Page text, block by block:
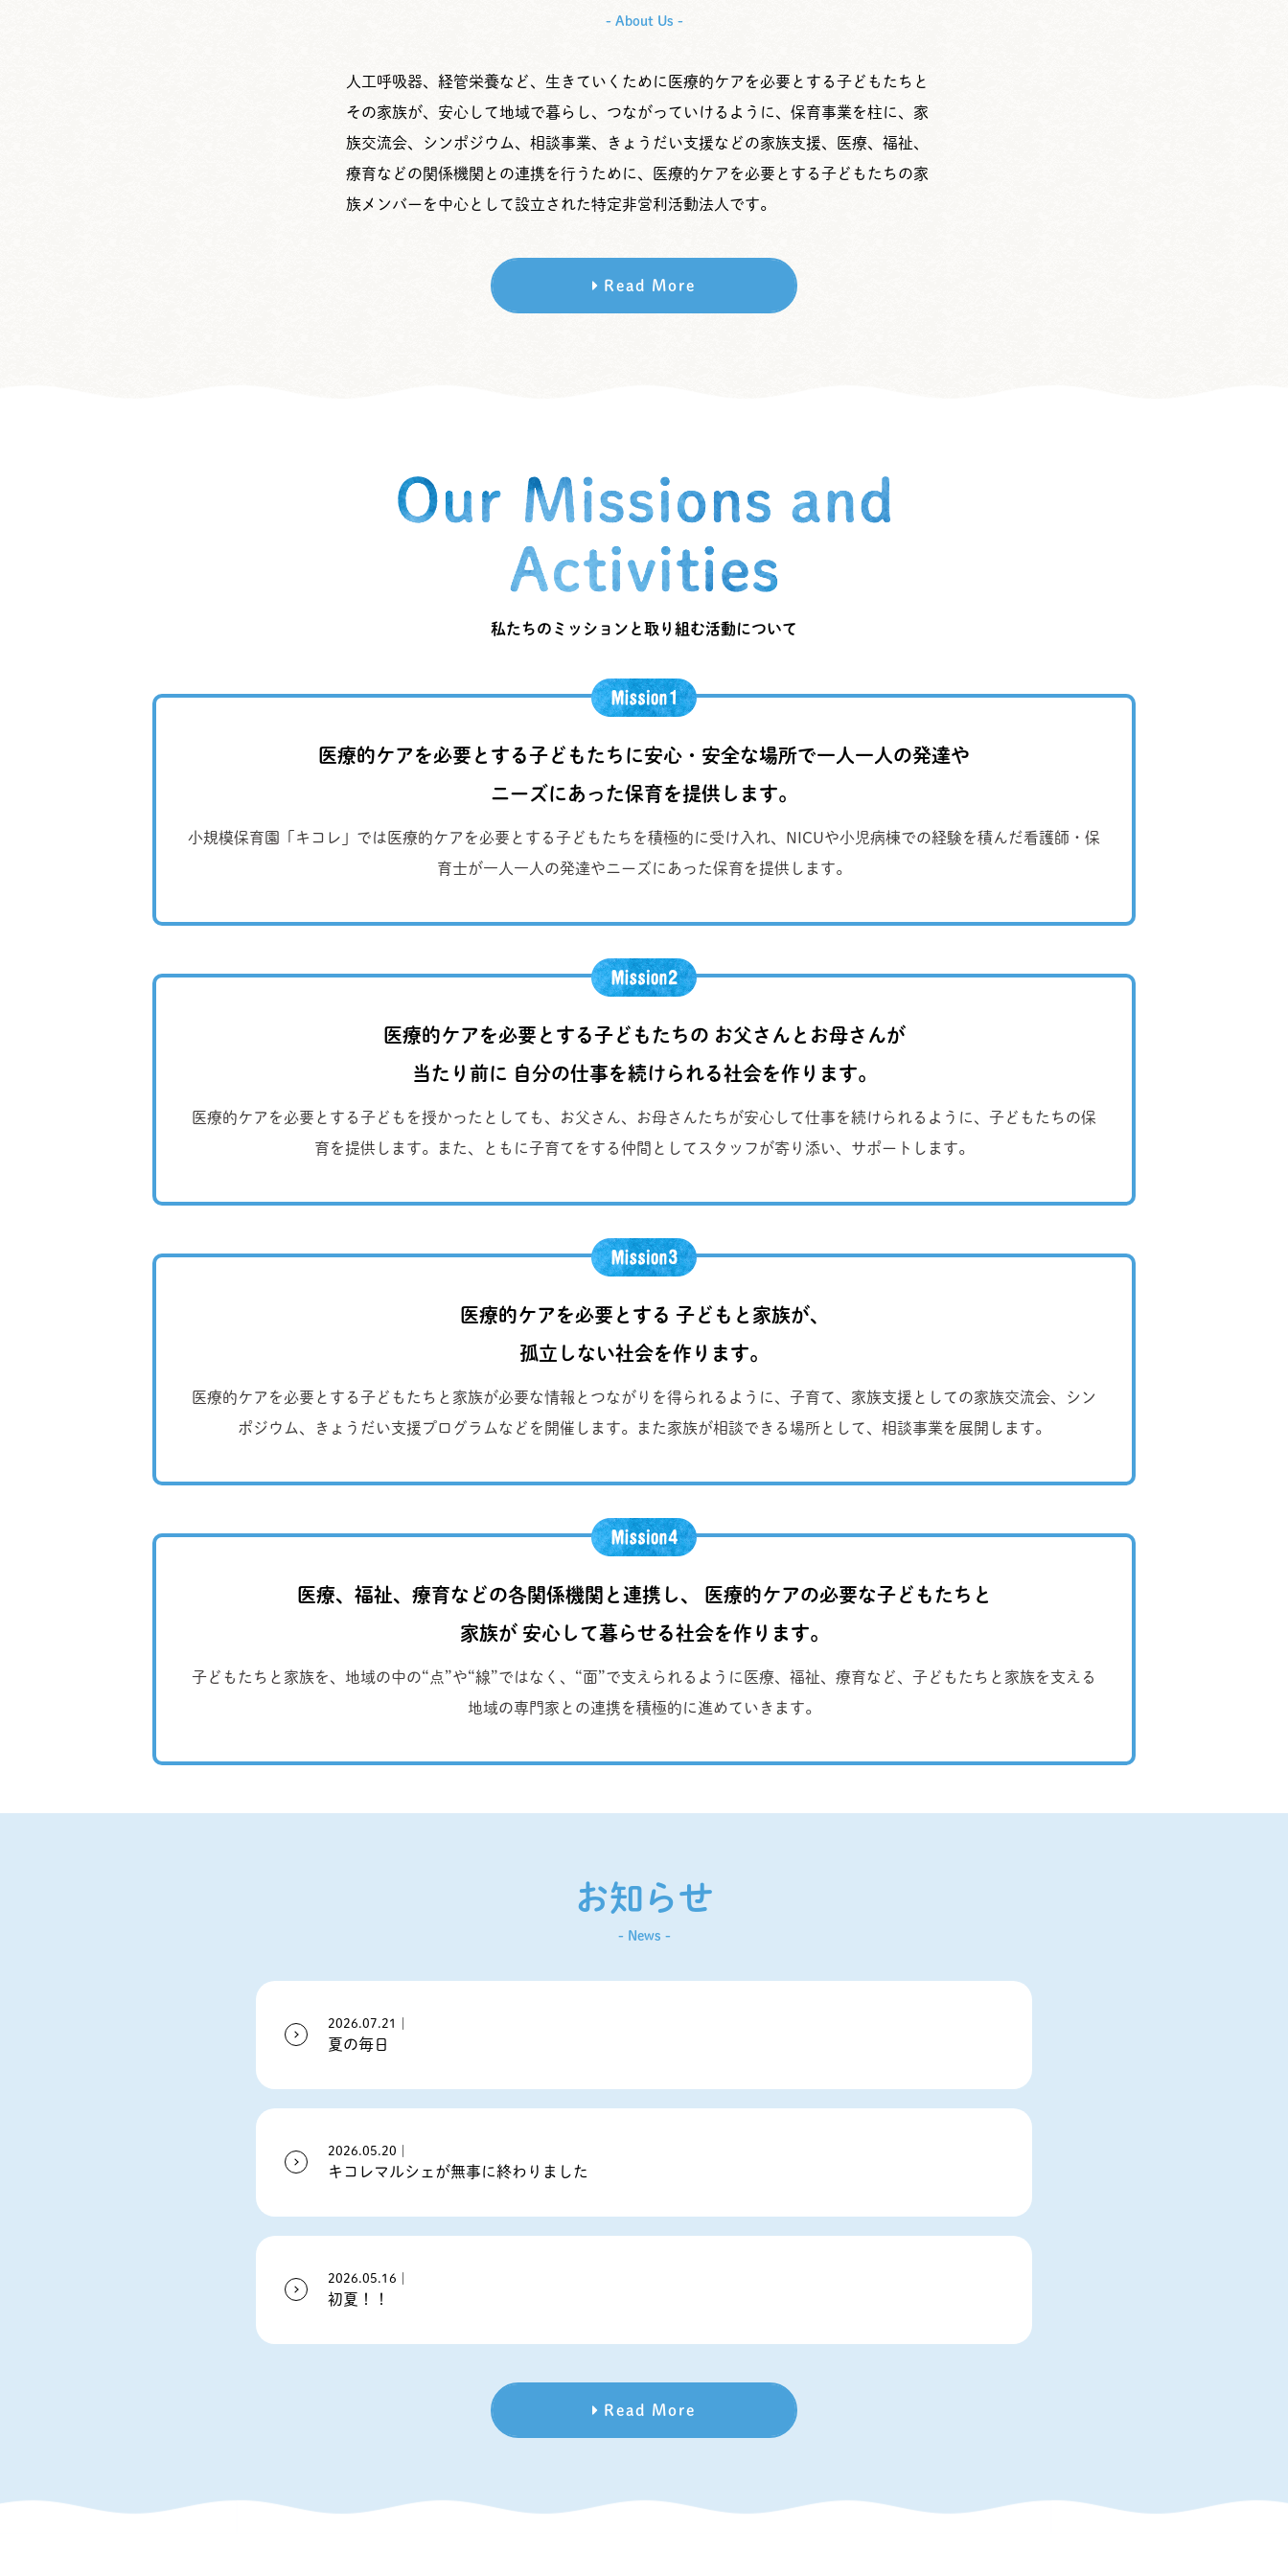
- About Us -
人工呼吸器、経管栄養など、生きていくために医療的ケアを必要とする子どもたちと
その家族が、安心して地域で暮らし、つながっていけるように、保育事業を柱に、家
族交流会、シンポジウム、相談事業、きょうだい支援などの家族支援、医療、福祉、
療育などの関係機関との連携を行うために、医療的ケアを必要とする子どもたちの家
族メンバーを中心として設立された特定非営利活動法人です。
Read More
私たちのミッションと取り組む活動について
医療的ケアを必要とする子どもたちに安心・安全な場所で一人一人の発達や
ニーズにあった保育を提供します。
小規模保育園「キコレ」では医療的ケアを必要とする子どもたちを積極的に受け入れ、NICUや小児病棟での経験を積んだ看護師・保
育士が一人一人の発達やニーズにあった保育を提供します。
医療的ケアを必要とする子どもたちの お父さんとお母さんが
当たり前に 自分の仕事を続けられる社会を作ります。
医療的ケアを必要とする子どもを授かったとしても、お父さん、お母さんたちが安心して仕事を続けられるように、子どもたちの保
育を提供します。また、ともに子育てをする仲間としてスタッフが寄り添い、サポートします。
医療的ケアを必要とする 子どもと家族が、
孤立しない社会を作ります。
医療的ケアを必要とする子どもたちと家族が必要な情報とつながりを得られるように、子育て、家族支援としての家族交流会、シン
ポジウム、きょうだい支援プログラムなどを開催します。また家族が相談できる場所として、相談事業を展開します。
医療、福祉、療育などの各関係機関と連携し、 医療的ケアの必要な子どもたちと
家族が 安心して暮らせる社会を作ります。
子どもたちと家族を、地域の中の“点”や“線”ではなく、“面”で支えられるように医療、福祉、療育など、子どもたちと家族を支える
地域の専門家との連携を積極的に進めていきます。
お知らせ
- News -
2026.07.21｜
夏の毎日
2026.05.20｜
キコレマルシェが無事に終わりました
2026.05.16｜
初夏！！
Read More